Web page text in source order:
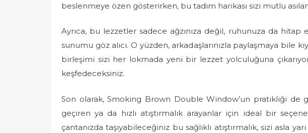
beslenmeye özen gösterirken, bu tadım harikası sizi mutlu
Ayrıca, bu lezzetler sadece ağzınıza değil, ruhunuza da hitap
sunumu göz alıcı. O yüzden, arkadaşlarınızla paylaşmaya bile
birleşimi sizi her lokmada yeni bir lezzet yolculuğuna
keşfedeceksiniz.
Son olarak, Smoking Brown Double Window’un pratikliği de
geçiren ya da hızlı atıştırmalık arayanlar için ideal bir
çantanızda taşıyabileceğiniz bu sağlıklı atıştırmalık, sizi asla